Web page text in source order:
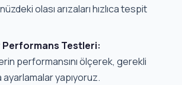
olası arızaları hızlıca tespit
Testleri:
performansını ölçerek, gerekli
yapıyoruz.